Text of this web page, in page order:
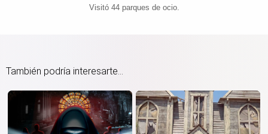
Visitó 44 parques de ocio.
También podría interesarte...